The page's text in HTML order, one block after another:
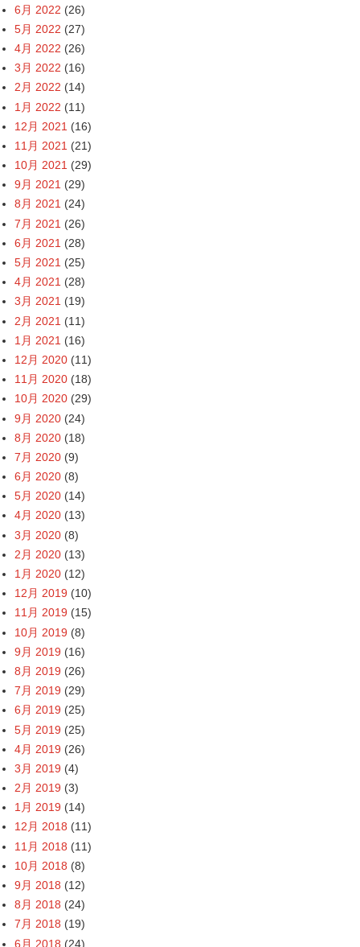
6月 2022 (26)
5月 2022 (27)
4月 2022 (26)
3月 2022 (16)
2月 2022 (14)
1月 2022 (11)
12月 2021 (16)
11月 2021 (21)
10月 2021 (29)
9月 2021 (29)
8月 2021 (24)
7月 2021 (26)
6月 2021 (28)
5月 2021 (25)
4月 2021 (28)
3月 2021 (19)
2月 2021 (11)
1月 2021 (16)
12月 2020 (11)
11月 2020 (18)
10月 2020 (29)
9月 2020 (24)
8月 2020 (18)
7月 2020 (9)
6月 2020 (8)
5月 2020 (14)
4月 2020 (13)
3月 2020 (8)
2月 2020 (13)
1月 2020 (12)
12月 2019 (10)
11月 2019 (15)
10月 2019 (8)
9月 2019 (16)
8月 2019 (26)
7月 2019 (29)
6月 2019 (25)
5月 2019 (25)
4月 2019 (26)
3月 2019 (4)
2月 2019 (3)
1月 2019 (14)
12月 2018 (11)
11月 2018 (11)
10月 2018 (8)
9月 2018 (12)
8月 2018 (24)
7月 2018 (19)
6月 2018 (24)